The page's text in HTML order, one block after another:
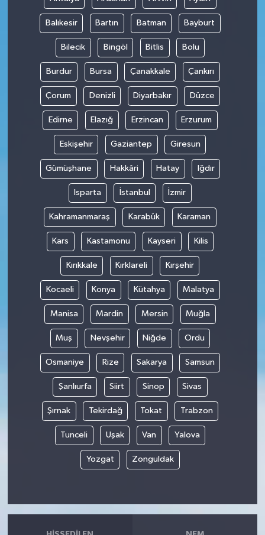
Balıkesir Bartın Batman Bayburt
Bilecik Bingöl Bitlis Bolu
Burdur Bursa Çanakkale Çankırı
Çorum Denizli Diyarbakır Düzce
Edirne Elazığ Erzincan Erzurum
Eskişehir Gaziantep Giresun
Gümüşhane Hakkâri Hatay Iğdır
Isparta İstanbul İzmir
Kahramanmaraş Karabük Karaman
Kars Kastamonu Kayseri Kilis
Kırıkkale Kırklareli Kırşehir
Kocaeli Konya Kütahya Malatya
Manisa Mardin Mersin Muğla
Muş Nevşehir Niğde Ordu
Osmaniye Rize Sakarya Samsun
Şanlıurfa Siirt Sinop Sivas
Şırnak Tekirdağ Tokat Trabzon
Tunceli Uşak Van Yalova
Yozgat Zonguldak